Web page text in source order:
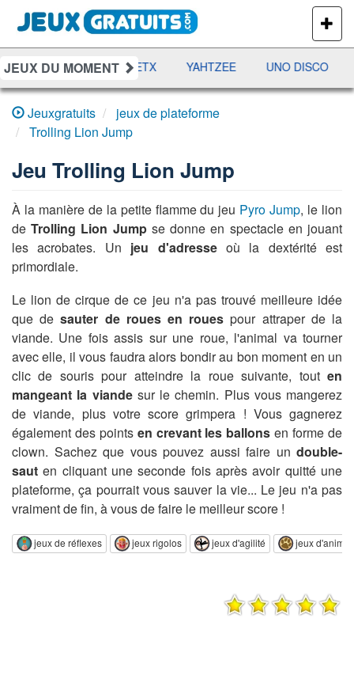
PLUS
DE
JEUX
JEUX DU MOMENT
RAMI JETX YAHTZEE UNO DISCO
Jeuxgratuits
jeux de plateforme
Trolling Lion Jump
Jeu Trolling Lion Jump
À la manière de la petite flamme du jeu Pyro Jump, le lion
deTrolling Lion Jumpse donne en spectacle en jouant
les acrobates. Un jeu d'adresseoù la dextérité est
primordiale.
Le lion de cirque de ce jeu n'a pas trouvé meilleure idée
que desauter de roues en roues pour attraper de la
viande. Une fois assis sur une roue, l'animal va tourner
avec elle, il vous faudra alors bondir au bon moment en un
clic de souris pour atteindre la roue suivante, tout en
mangeant la viandesur le chemin. Plus vous mangerez
de viande, plus votre score grimpera ! Vous gagnerez
également des points en crevant les ballons en forme de
clown. Sachez que vous pouvez aussi faire un double-
saut en cliquant une seconde fois après avoir quitté une
plateforme, ça pourrait vous sauver la vie... Le jeu n'a pas
vraiment de fin, à vous de faire le meilleur score !
jeux de réflexes jeux rigolos jeux d'agilité jeux